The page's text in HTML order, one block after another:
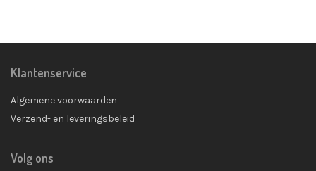
Klantenservice
Algemene voorwaarden
Verzend- en leveringsbeleid
Volg ons